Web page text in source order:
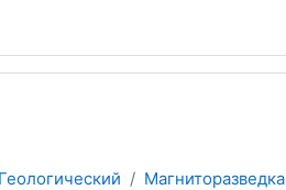
Магниторазведка